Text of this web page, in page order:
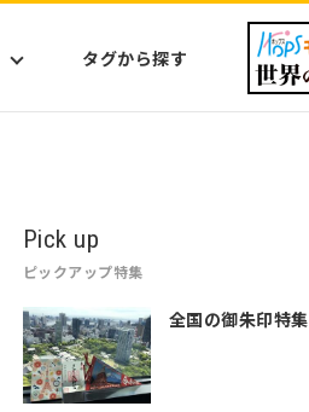
タグから探す
Pick up
ピックアップ特集
全国の御朱印特集